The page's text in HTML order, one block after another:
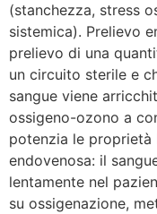
(stanchezza, stress
sistemica). Prelievo
prelievo di una
un circuito sterile e
sangue viene
ossigeno-ozono a
potenzia le proprietà
endovenosa: il
lentamente nel
su ossigenazione,